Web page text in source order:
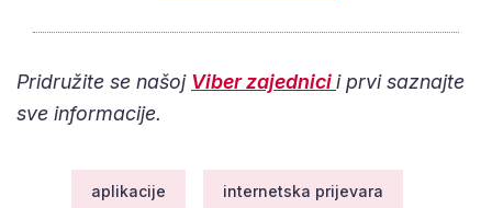
Pridružite se našoj Viber zajednicii prvi saznajte
sve informacije.
aplikacije internetska prijevara